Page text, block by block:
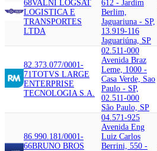
68VALNI LOGSAT
LOGISTICA E
TRANSPORTES
LTDA
612 - Jardim
Berlim,
Jaguariuna - SP,
13.919-116
Jaguariúna, SP
82.373.077/0001-
71TOTVS LARGE
ENTERPRISE
TECNOLOGIA S.A.
02.511-000
Avenida Braz
Leme, 1000 -
Casa Verde, Sao
Paulo - SP,
02.511-000
São Paulo, SP
86.990.181/0001-
66BRUNO BROS
04.571-925
Avenida Eng
Luiz Carlos
Berrini, 550 -